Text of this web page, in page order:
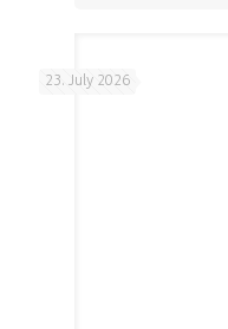
23. July 2026